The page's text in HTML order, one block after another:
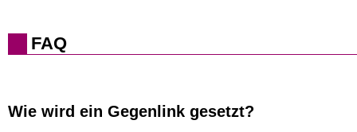
FAQ
Wie wird ein Gegenlink gesetzt?